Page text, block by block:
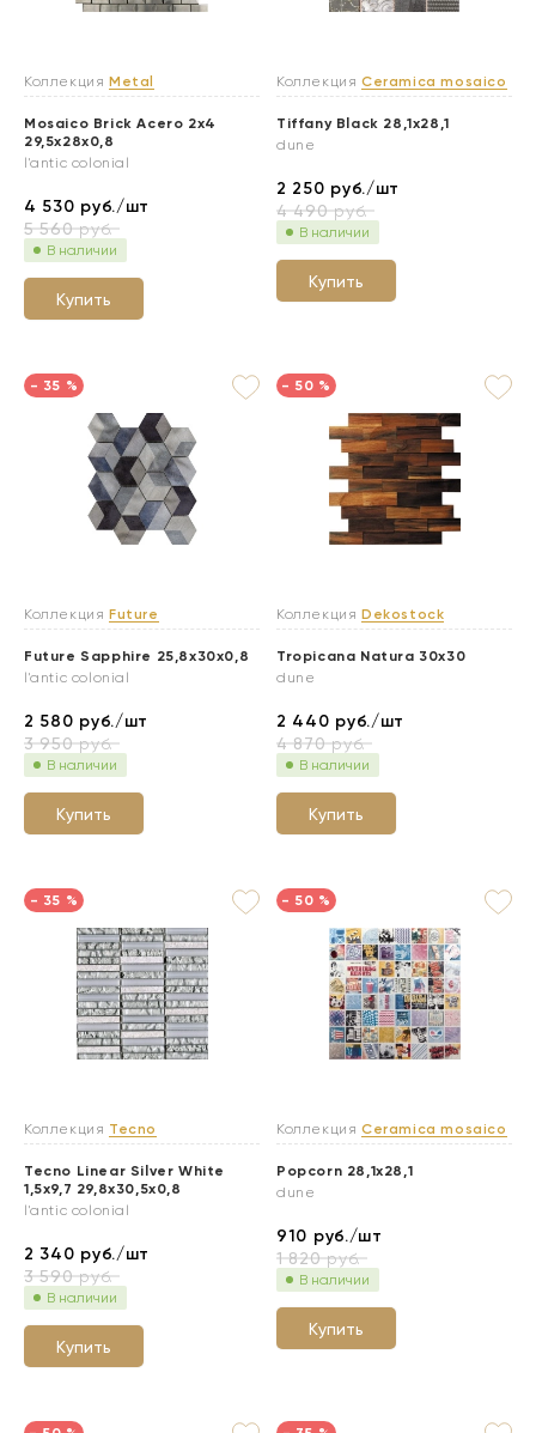
Коллекция Metal
Mosaico Brick Acero 2x4
29,5x28x0,8
l'antic colonial
4 530 руб./шт
5 560руб.
В наличии
Купить
Коллекция Ceramica mosaico
Tiffany Black 28,1x28,1
dune
2 250 руб./шт
4 490руб.
В наличии
Купить
- 35 %
Коллекция Future
Future Sapphire 25,8x30x0,8
l'antic colonial
2 580 руб./шт
3 950руб.
В наличии
Купить
- 50 %
Коллекция Dekostock
Tropicana Natura 30х30
dune
2 440 руб./шт
4 870руб.
В наличии
Купить
- 35 %
Коллекция Tecno
Tecno Linear Silver White
1,5x9,7 29,8x30,5x0,8
l'antic colonial
2 340 руб./шт
3 590руб.
В наличии
Купить
- 50 %
Коллекция Ceramica mosaico
Popcorn 28,1x28,1
dune
910 руб./шт
1 820руб.
В наличии
Купить